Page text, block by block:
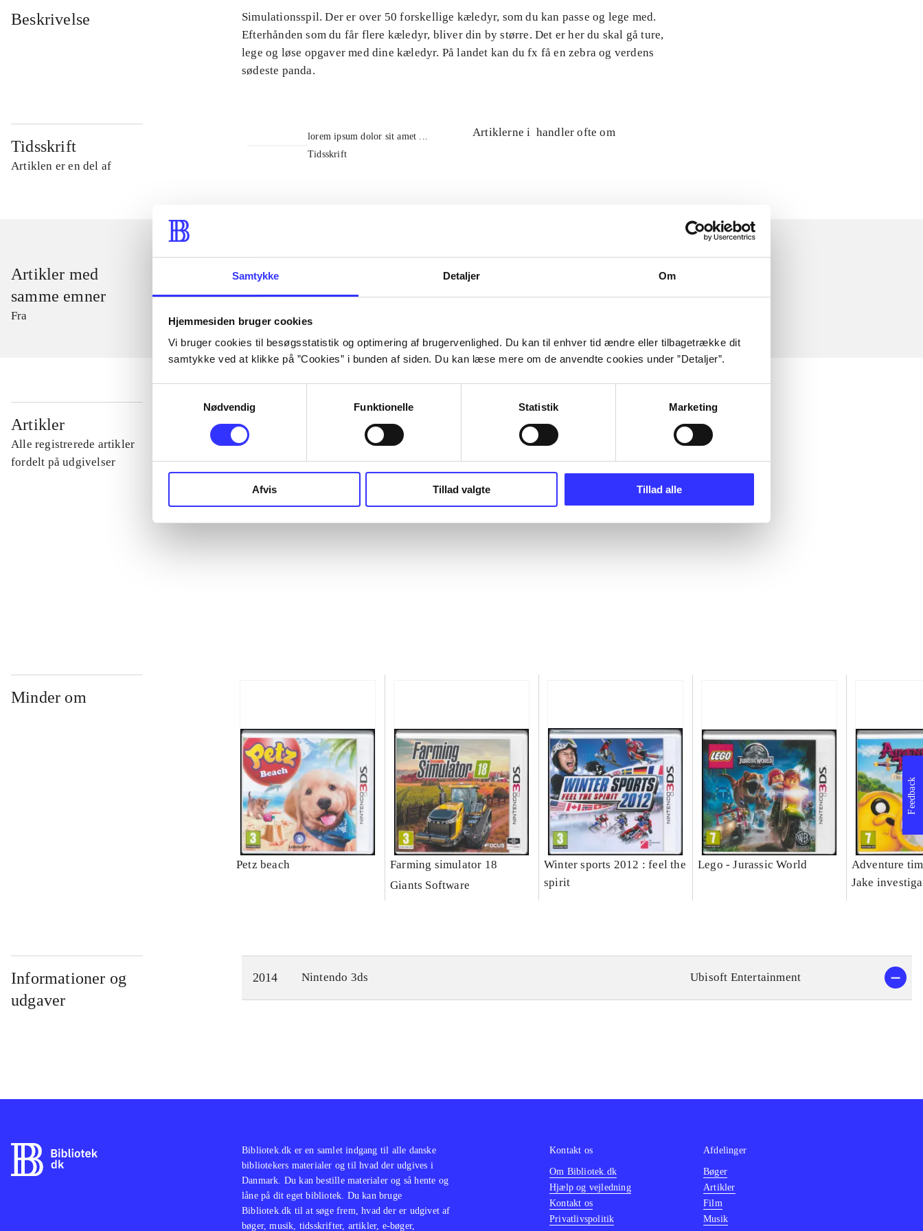
Samtykke Detaljer Om
Hjemmesiden bruger cookies
Vi bruger cookies til besøgsstatistik og optimering af brugervenlighed. Du kan til enhver tid ændre eller tilbagetrække dit
samtykke ved at klikke på ”Cookies” i bunden af siden. Du kan læse mere om de anvendte cookies under ”Detaljer”.
Nødvendig
Funktionelle Statistik Marketing
Afvis Tillad valgte Tillad alle
Beskrivelse
Simulationsspil. Der er over 50 forskellige kæledyr, som du kan passe og lege med.
Efterhånden som du får flere kæledyr, bliver din by større. Det er her du skal gå ture,
lege og løse opgaver med dine kæledyr. På landet kan du fx få en zebra og verdens
sødeste panda.
Tidsskrift
Artiklen er en del af
lorem ipsum dolor sit amet ...
Tidsskrift
Artiklerne i handler ofte om
Artikler med
samme emner
Fra
Artikler
Alle registrerede artikler
fordelt på udgivelser
...
...
...
Minder om
Petz beach
Farming simulator 18
Giants Software
Winter sports 2012 : feel the
spirit
Lego - Jurassic World
Adventure
Jake
Informationer og
udgaver
2014 Nintendo 3ds Ubisoft Entertainment
Feedback
Bibliotek.dk er en samlet indgang til alle danske
bibliotekers materialer og til hvad der udgives i
Danmark. Du kan bestille materialer og så hente og
låne på dit eget bibliotek. Du kan bruge
Bibliotek.dk til at søge frem, hvad der er udgivet af
bøger, musik, tidsskrifter, artikler, e-bøger,
Kontakt os
Om Bibliotek.dk
Hjælp og vejledning
Kontakt os
Privatlivspolitik
Afdelinger
Bøger
Artikler
Film
Musik